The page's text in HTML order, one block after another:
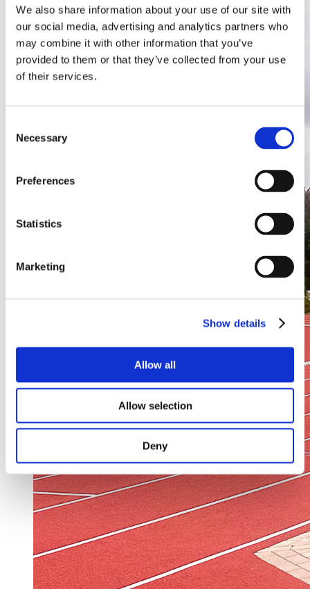
We also share information about your use of our site with
our social media, advertising and analytics partners who
may combine it with other information that you’ve
provided to them or that they’ve collected from your use
of their services.
Selection
Necessary
Preferences
Statistics
Marketing
Show details
Allow all
Allow selection
Deny